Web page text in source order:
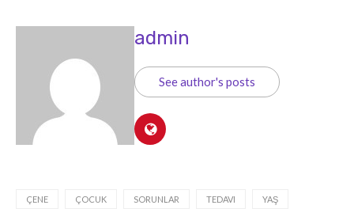
admin
See author's posts
ÇENE ÇOCUK SORUNLAR TEDAVI YAŞ